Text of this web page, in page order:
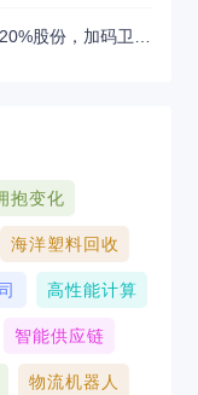
抱变化
海洋塑料回收
高性能计算
智能供应链
物流机器人